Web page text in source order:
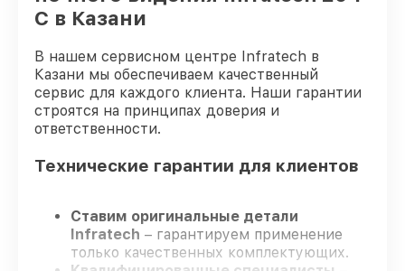
С в Казани
В нашем сервисном центре Infratech в
Казани мы обеспечиваем качественный
сервис для каждого клиента. Наши гарантии
строятся на принципах доверия и
ответственности.
Технические гарантии для клиентов
Ставим оригинальные детали
Infratech – гарантируем применение
только качественных комплектующих.